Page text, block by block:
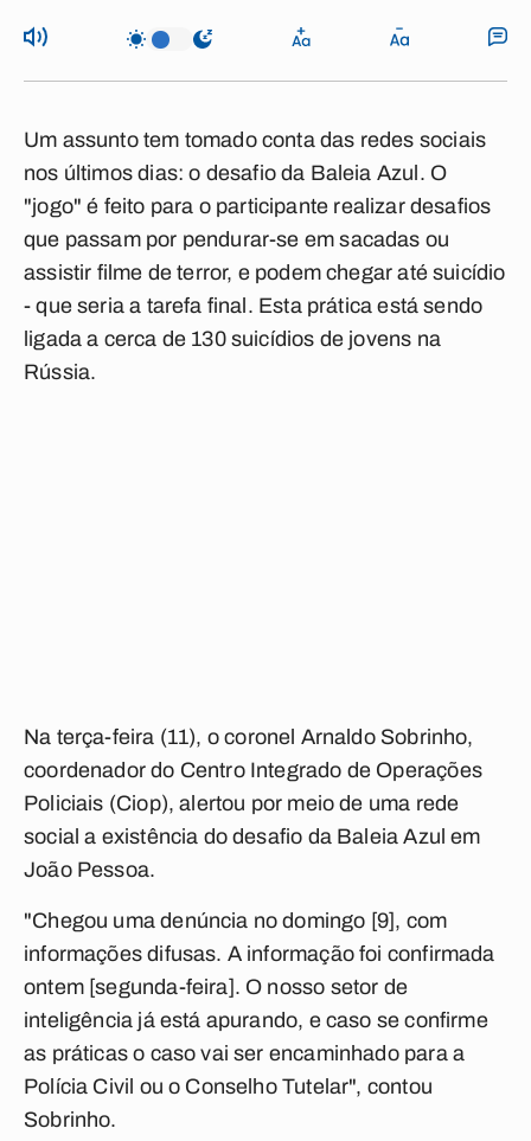
Um assunto tem tomado conta das redes sociais
nos últimos dias: o desafio da Baleia Azul . O
"jogo" é feito para o participante realizar desafios
que passam por pendurar-se em sacadas ou
assistir filme de terror, e podem chegar atésuicídio
- que seria a tarefa final. Esta prática está sendo
ligada a cerca de 130 suicídios de jovens na
Rússia.
Na terça-feira (11), ocoronel Arnaldo Sobrinho,
coordenador do Centro Integrado de Operações
Policiais (Ciop), alertou por meio de uma rede
social a existência do desafio da Baleia Azul em
João Pessoa.
"Chegou uma denúncia no domingo [9], com
informações difusas. A informação foi confirmada
ontem [segunda-feira]. O nosso setor de
inteligência já está apurando, e caso se confirme
as práticas o caso vai ser encaminhado para a
Polícia Civil ou o Conselho Tutelar", contou
Sobrinho.